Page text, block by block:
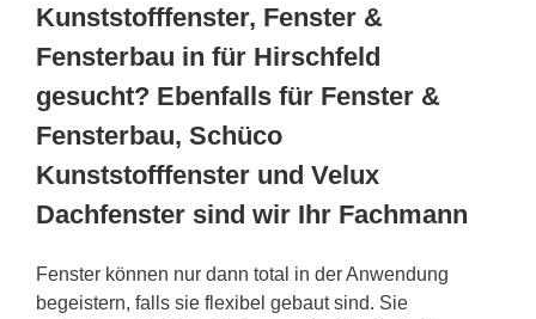
Kunststofffenster, Fenster &
Fensterbau in für Hirschfeld
gesucht? Ebenfalls für Fenster &
Fensterbau, Schüco
Kunststofffenster und Velux
Dachfenster sind wir Ihr Fachmann
Fenster können nur dann total in der Anwendung
begeistern, falls sie flexibel gebaut sind. Sie